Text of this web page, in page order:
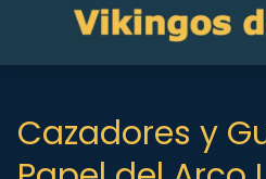
Cazadores y